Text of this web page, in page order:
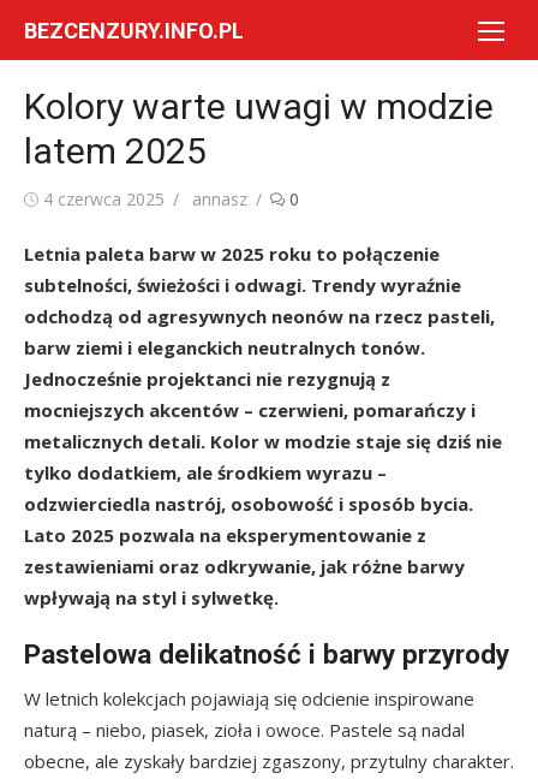
BEZCENZURY.INFO.PL
Kolory warte uwagi w modzie
latem 2025
Posted
4 czerwca 2025 Author
annasz 0
Letnia paleta barw w 2025 roku to połączenie
subtelności, świeżości i odwagi. Trendy wyraźnie
odchodzą od agresywnych neonów na rzecz pasteli,
barw ziemi i eleganckich neutralnych tonów.
Jednocześnie projektanci nie rezygnują z
mocniejszych akcentów – czerwieni, pomarańczy i
metalicznych detali. Kolor w modzie staje się dziś nie
tylko dodatkiem, ale środkiem wyrazu –
odzwierciedla nastrój, osobowość i sposób bycia.
Lato 2025 pozwala na eksperymentowanie z
zestawieniami oraz odkrywanie, jak różne barwy
wpływają na styl i sylwetkę.
Pastelowa delikatność i barwy przyrody
W letnich kolekcjach pojawiają się odcienie inspirowane
naturą – niebo, piasek, zioła i owoce. Pastele są nadal
obecne, ale zyskały bardziej zgaszony, przytulny charakter.